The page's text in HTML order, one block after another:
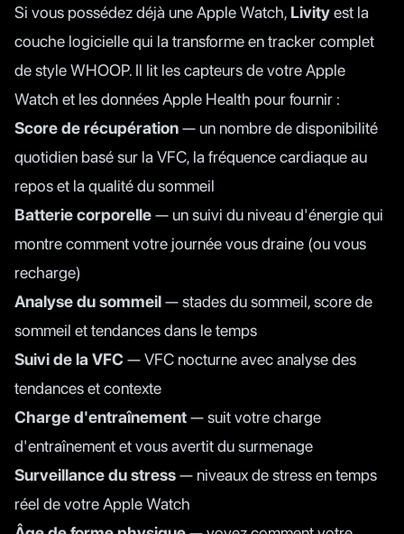
Si vous possédez déjà une Apple Watch, Livityest la
couche logicielle qui la transforme en tracker complet
de style WHOOP. Il lit les capteurs de votre Apple
Watch et les données Apple Health pour fournir :
Score de récupération— un nombre de disponibilité
quotidien basé sur la VFC, la fréquence cardiaque au
repos et la qualité du sommeil
Batterie corporelle— un suivi du niveau d'énergie qui
montre comment votre journée vous draine (ou vous
recharge)
Analyse du sommeil— stades du sommeil, score de
sommeil et tendances dans le temps
Suivi de la VFC — VFC nocturne avec analyse des
tendances et contexte
Charge d'entraînement— suit votre charge
d'entraînement et vous avertit du surmenage
Surveillance du stress— niveaux de stress en temps
réel de votre Apple Watch